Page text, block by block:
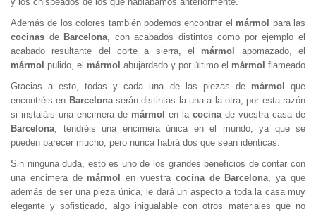
Además de los colores también podemos encontrar el mármol para las
cocinas de Barcelona, con acabados distintos como por ejemplo el
acabado resultante del corte a sierra, el mármol apomazado, el
mármol pulido, el mármol abujardado y por último el mármol flameado
Gracias a esto, todas y cada una de las piezas de mármolque
encontréis en Barcelonaserán distintas la una a la otra, por esta razón
si instaláis una encimera de mármol en la cocina de vuestra casa de
Barcelona, tendréis una encimera única en el mundo, ya que se
pueden parecer mucho, pero nunca habrá dos que sean idénticas.
Sin ninguna duda, esto es uno de los grandes beneficios de contar con
una encimera de mármolen vuestra cocina de Barcelona, ya que
además de ser una pieza única, le dará un aspecto a toda la casa muy
elegante y sofisticado, algo inigualable con otros materiales que no